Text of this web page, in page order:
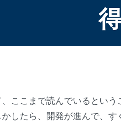
ここまで読んでいるという
したら、開発が進んで、す